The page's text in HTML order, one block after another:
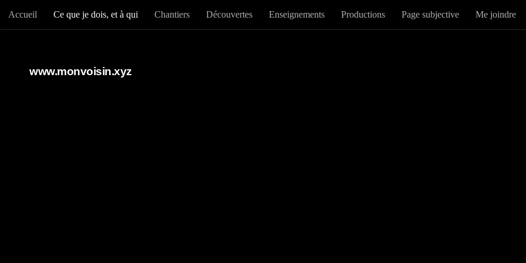
Au dessous du contenu
Accueil Ce que je dois, et à qui Chantiers Découvertes Enseignements Productions Page subjective Me joindre
www.monvoisin.xyz